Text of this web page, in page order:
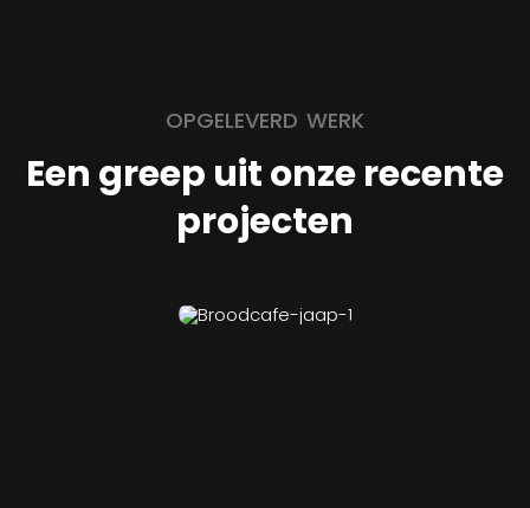
OPGELEVERD WERK
Een greep uit onze recente
projecten